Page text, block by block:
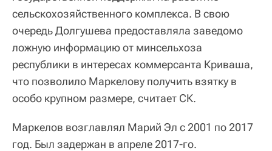
сельскохозяйственного комплекса. В свою
очередь Долгушева предоставляла заведомо
ложную информацию от минсельхоза
республики в интересах коммерсанта Криваша,
что позволило Маркелову получить взятку в
особо крупном размере, считает СК.
Маркелов возглавлял Марий Эл с 2001 по 2017
год. Был задержан в апреле 2017-го.